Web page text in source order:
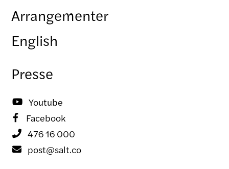
Arrangementer
English
Presse
 Youtube
 Facebook
 476 16 000
 post@salt.co